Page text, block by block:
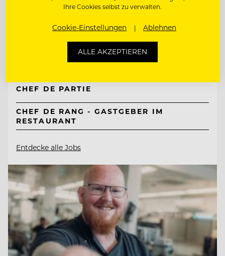
TOP ARBEITGEBER
Mountain Resort Feuerberg
9551 Bodensdorf, Ossiacher See, Österreich
CHEF DE PARTIE
CHEF DE RANG - GASTGEBER IM
RESTAURANT
Entdecke alle Jobs
Ihre Cookies selbst zu verwalten.
Cookie-Einstellungen Ablehnen
ALLE AKZEPTIEREN